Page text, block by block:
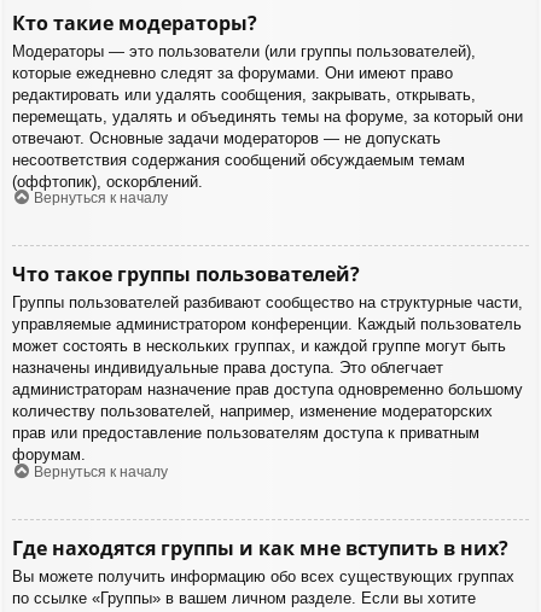
Кто такие модераторы?
Модераторы — это пользователи (или группы пользователей),
которые ежедневно следят за форумами. Они имеют право
редактировать или удалять сообщения, закрывать, открывать,
перемещать, удалять и объединять темы на форуме, за который они
отвечают. Основные задачи модераторов — не допускать
несоответствия содержания сообщений обсуждаемым темам
(оффтопик), оскорблений.
Вернуться к началу
Что такое группы пользователей?
Группы пользователей разбивают сообщество на структурные части,
управляемые администратором конференции. Каждый пользователь
может состоять в нескольких группах, и каждой группе могут быть
назначены индивидуальные права доступа. Это облегчает
администраторам назначение прав доступа одновременно большому
количеству пользователей, например, изменение модераторских
прав или предоставление пользователям доступа к приватным
форумам.
Вернуться к началу
Где находятся группы и как мне вступить в них?
Вы можете получить информацию обо всех существующих группах
по ссылке «Группы» в вашем личном разделе. Если вы хотите